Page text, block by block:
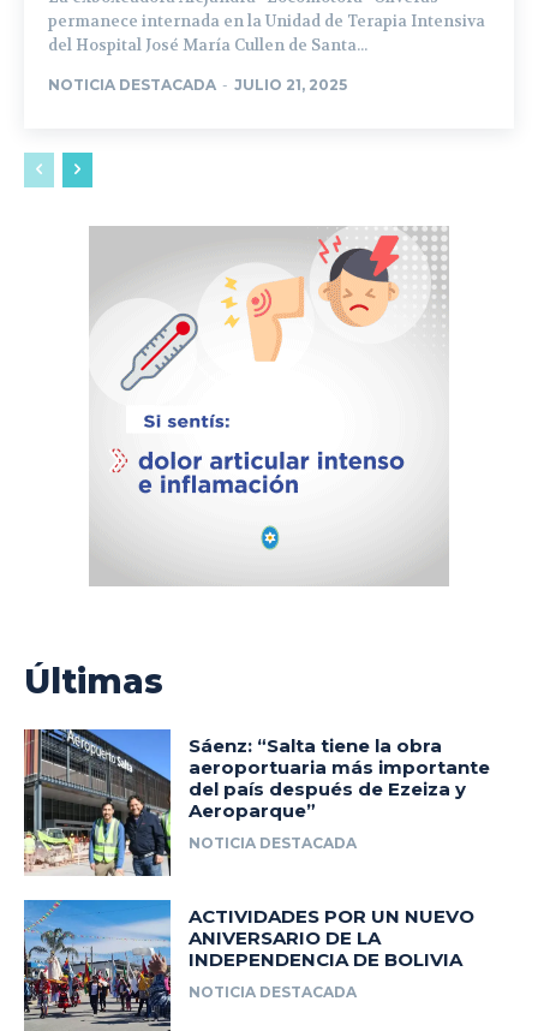
permanece internada en la Unidad de Terapia Intensiva
del Hospital José María Cullen de Santa...
NOTICIA DESTACADA - JULIO 21, 2025
Últimas
Sáenz: “Salta tiene la obra
aeroportuaria más importante
del país después de Ezeiza y
Aeroparque”
NOTICIA DESTACADA
ACTIVIDADES POR UN NUEVO
ANIVERSARIO DE LA
INDEPENDENCIA DE BOLIVIA
NOTICIA DESTACADA